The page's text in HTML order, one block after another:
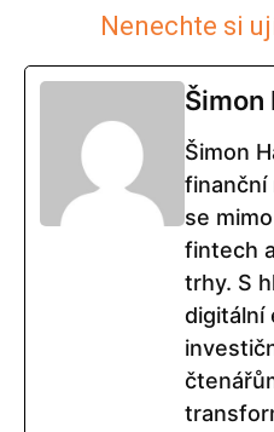
Nenechte si
Šimon
Šimon
finanční
se
fintech
trhy. S
digitální